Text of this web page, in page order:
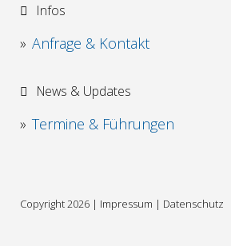
Infos
Anfrage & Kontakt
News & Updates
Termine & Führungen
Copyright 2026 | Impressum | Datenschutz